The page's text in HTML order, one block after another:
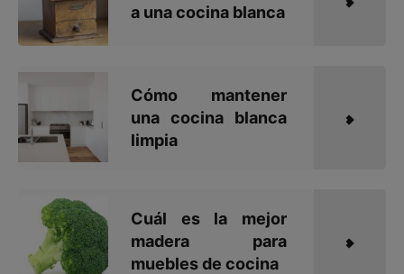
a una cocina blanca
Cómo mantener
una cocina blanca
limpia
Cuál es la mejor
madera para
muebles de cocina